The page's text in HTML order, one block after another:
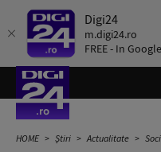
Digi24
m.digi24.ro
FREE - In
HOME Știri Actualitate